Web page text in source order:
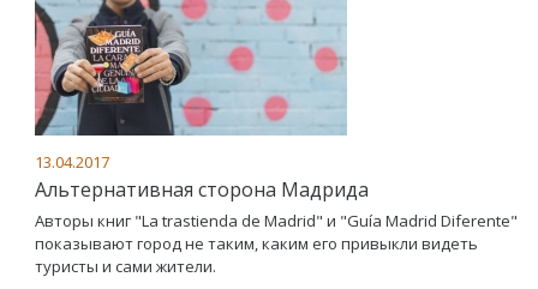
13.04.2017
Альтернативная сторона Мадрида
Авторы книг "La trastienda de Madrid" и "Guía Madrid Diferente"
показывают город не таким, каким его привыкли видеть
туристы и сами жители.